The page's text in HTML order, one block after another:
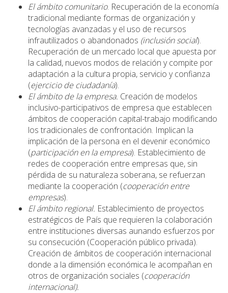
El ámbito comunitario. Recuperación de la economía
tradicional mediante formas de organización y
tecnologías avanzadas y el uso de recursos
infrautilizados o abandonados (inclusión social).
Recuperación de un mercado local que apuesta por
la calidad, nuevos modos de relación y compite por
adaptación a la cultura propia, servicio y confianza
(ejercicio de ciudadanía).
El ámbito de la empresa. Creación de modelos
inclusivo-participativos de empresa que establecen
ámbitos de cooperación capital-trabajo modificando
los tradicionales de confrontación. Implican la
implicación de la persona en el devenir económico
(participación en la empresa). Establecimiento de
redes de cooperación entre empresas que, sin
pérdida de su naturaleza soberana, se refuerzan
mediante la cooperación (cooperación entre
empresas).
El ámbito regional. Establecimiento de proyectos
estratégicos de País que requieren la colaboración
entre instituciones diversas aunando esfuerzos por
su consecución (Cooperación público privada).
Creación de ámbitos de cooperación internacional
donde a la dimensión económica le acompañan en
otros de organización sociales (cooperación
internacional).